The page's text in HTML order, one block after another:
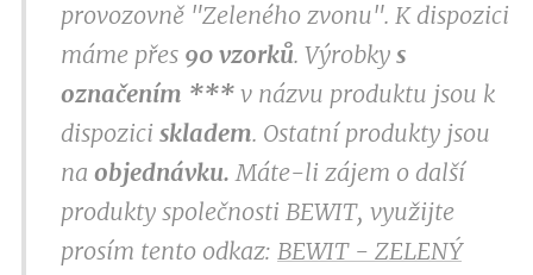
provozovně "Zeleného zvonu". K dispozici
máme přes 90 vzorků. Výrobky s
označením *** v názvu produktu jsou k
dispozici skladem. Ostatní produkty jsou
na objednávku. Máte-li zájem o další
produkty společnosti BEWIT, využijte
prosím tento odkaz: BEWIT - ZELENÝ